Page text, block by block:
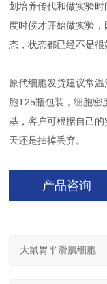
划培养传代和做实验
度时候才开始做实验
态，状态都已经不是很
原代细胞发货建议常
胞T25瓶包装，细胞密
基，客户可根据自己
天还是抽掉丢弃。
产品咨询